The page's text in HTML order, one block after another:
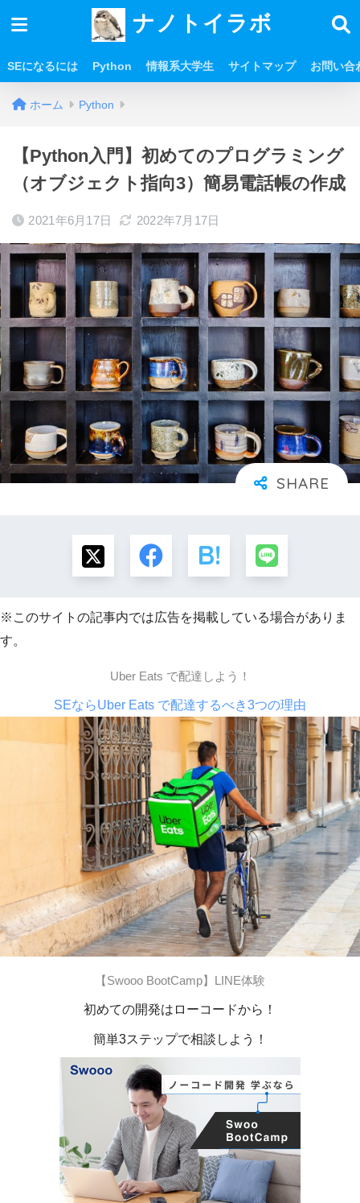
ナノトイラボ
SEになるには Python 情報系大学生 サイトマップ お問い合
ホーム Python
【Python入門】初めてのプログラミング
（オブジェクト指向3）簡易電話帳の作成
2021年6月17日 2022年7月17日
※このサイトの記事内では広告を掲載している場合がありま
す。
Uber Eats で配達しよう！
SEならUber Eats で配達するべき3つの理由
【Swooo BootCamp】LINE体験
初めての開発はローコードから！
簡単3ステップで相談しよう！